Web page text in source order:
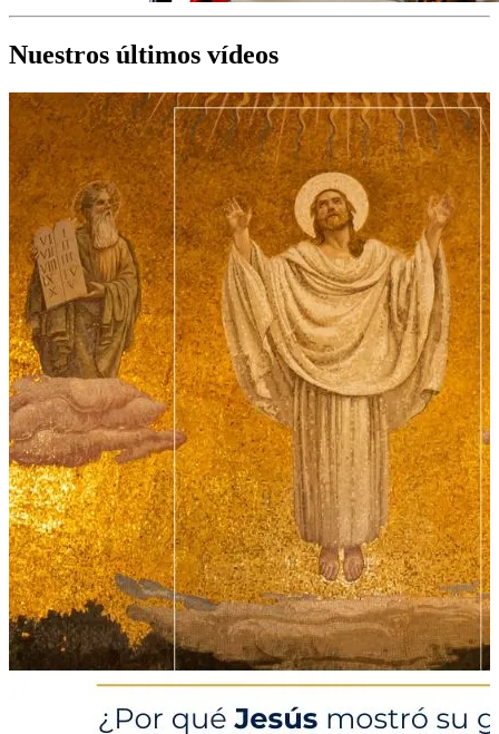
Nuestros últimos vídeos